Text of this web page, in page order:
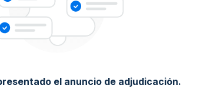
el anuncio de adjudicación.